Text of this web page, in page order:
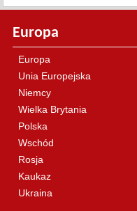
Europa
Europa
Unia Europejska
Niemcy
Wielka Brytania
Polska
Wschód
Rosja
Kaukaz
Ukraina